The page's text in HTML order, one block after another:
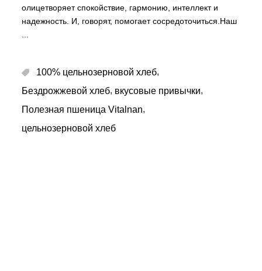
олицетворяет спокойствие, гармонию, интеллект и
надежность. И, говорят, помогает сосредоточиться.Наш
100% цельнозерновой хлеб,
Бездрожжевой хлеб, вкусовые привычки,
Полезная пшеница Vitalnan,
цельнозерновой хлеб